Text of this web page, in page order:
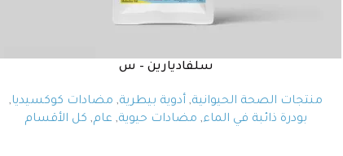
سلفاديارين – س
منتجات الصحة الحيوانية, أدوية بيطرية, مضادات كوكسيديا,
بودرة ذائبة في الماء, مضادات حيوية, عام, كل الأقسام